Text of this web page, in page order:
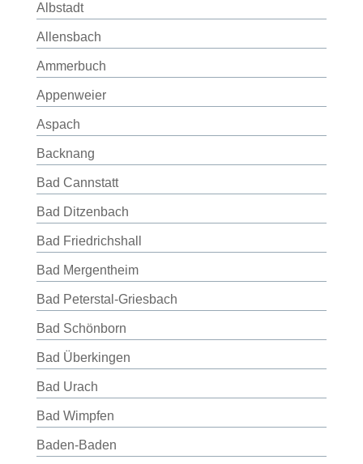
Albstadt
Allensbach
Ammerbuch
Appenweier
Aspach
Backnang
Bad Cannstatt
Bad Ditzenbach
Bad Friedrichshall
Bad Mergentheim
Bad Peterstal-Griesbach
Bad Schönborn
Bad Überkingen
Bad Urach
Bad Wimpfen
Baden-Baden